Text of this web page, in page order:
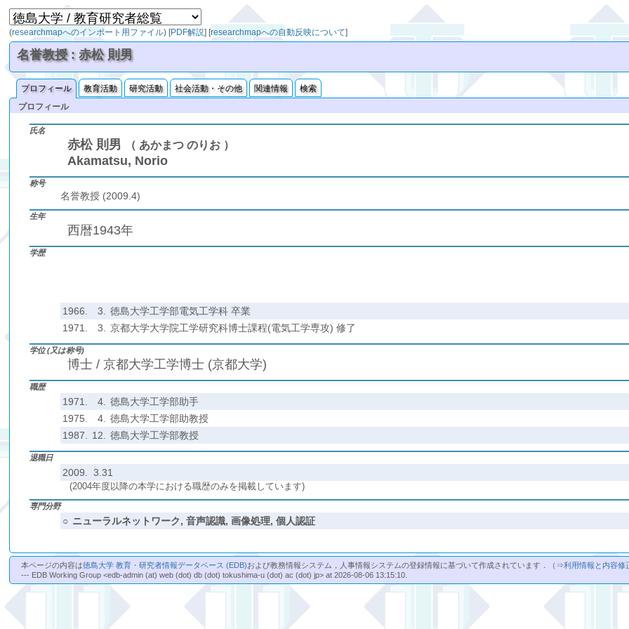
(researchmapへのインポート用ファイル) [PDF解説] [researchmapへの自動反映について]
名誉教授 : 赤松 則男
プロフィール 教育活動 研究活動 社会活動・その他 関連情報
検索
プロフィール
氏名
赤松 則男 （ あかまつ のりお ）
Akamatsu, Norio
称号
名誉教授 (2009.4)
生年
西暦1943年
学歴
1966. 3.
徳島大学工学部電気工学科 卒業
1971.
3. 京都大学大学院工学研究科博士課程(電気工学専攻) 修了
学位 (又は称号)
博士 / 京都大学工学博士 (京都大学)
職歴
1971. 4.
徳島大学工学部助手
1975.
4.
徳島大学工学部助教授
1987.
12. 徳島大学工学部教授
退職日
2009. 3.31
(2004年度以降の本学における職歴のみを掲載しています)
専門分野
○ ニューラルネットワーク, 音声認識, 画像処理, 個人認証
本ページの内容は徳島大学 教育・研究者情報データベース (EDB)および教務情報システム，人事情報システムの登録情報に基づいて作成されています．（⇒利用情報と内容修
--- EDB Working Group <edb-admin (at) web (dot) db (dot) tokushima-u (dot) ac (dot) jp> at 2026-08-06 13:15:10.